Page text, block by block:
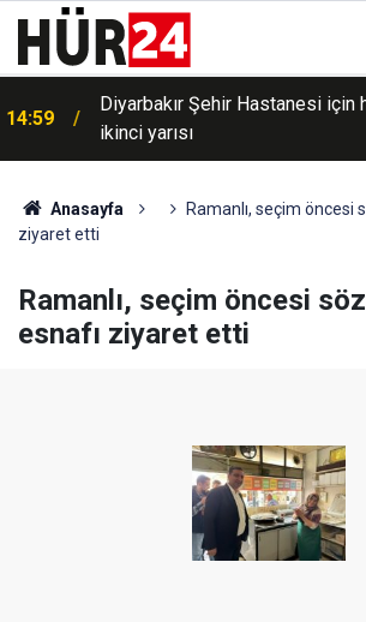
14:58
Gaziantep İl Nüfus ve
binasına taşındı
Anasayfa
Ramanlı, seçim öncesi
ziyaret etti
Ramanlı, seçim öncesi
esnafı ziyaret etti